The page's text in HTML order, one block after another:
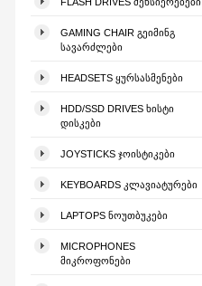
GAMING CHAIR ᲒᲔᲘᲛᲘᲜᲒ
ᲡᲐᲕᲐᲠᲫᲚᲔᲑᲘ
HEADSETS ᲧᲣᲠᲡᲐᲡᲛᲔᲜᲔᲑᲘ
HDD/SSD DRIVES ᲮᲘᲡᲢᲘ
ᲓᲘᲡᲙᲔᲑᲘ
JOYSTICKS ᲯᲝᲘᲡᲢᲘᲙᲔᲑᲘ
KEYBOARDS ᲙᲚᲐᲕᲘᲐᲢᲣᲠᲔᲑᲘ
LAPTOPS ᲜᲝᲣᲗᲑᲣᲙᲔᲑᲘ
MICROPHONES
ᲛᲘᲙᲠᲝᲤᲝᲜᲔᲑᲘ